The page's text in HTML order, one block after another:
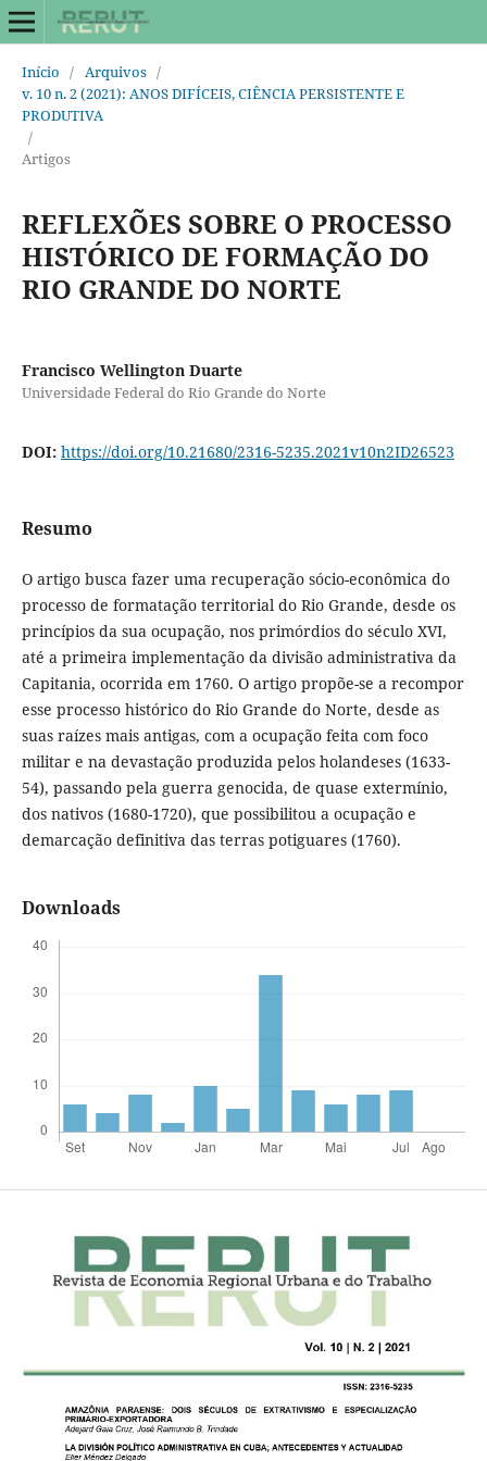
Início / Arquivos /
v. 10 n. 2 (2021): ANOS DIFÍCEIS, CIÊNCIA PERSISTENTE E
PRODUTIVA
/
Artigos
REFLEXÕES SOBRE O PROCESSO
HISTÓRICO DE FORMAÇÃO DO
RIO GRANDE DO NORTE
Francisco Wellington Duarte
Universidade Federal do Rio Grande do Norte
DOI: https://doi.org/10.21680/2316-5235.2021v10n2ID26523
Resumo
O artigo busca fazer uma recuperação sócio-econômica do
processo de formatação territorial do Rio Grande, desde os
princípios da sua ocupação, nos primórdios do século XVI,
até a primeira implementação da divisão administrativa da
Capitania, ocorrida em 1760. O artigo propõe-se a recompor
esse processo histórico do Rio Grande do Norte, desde as
suas raízes mais antigas, com a ocupação feita com foco
militar e na devastação produzida pelos holandeses (1633-
54), passando pela guerra genocida, de quase extermínio,
dos nativos (1680-1720), que possibilitou a ocupação e
demarcação definitiva das terras potiguares (1760).
Downloads